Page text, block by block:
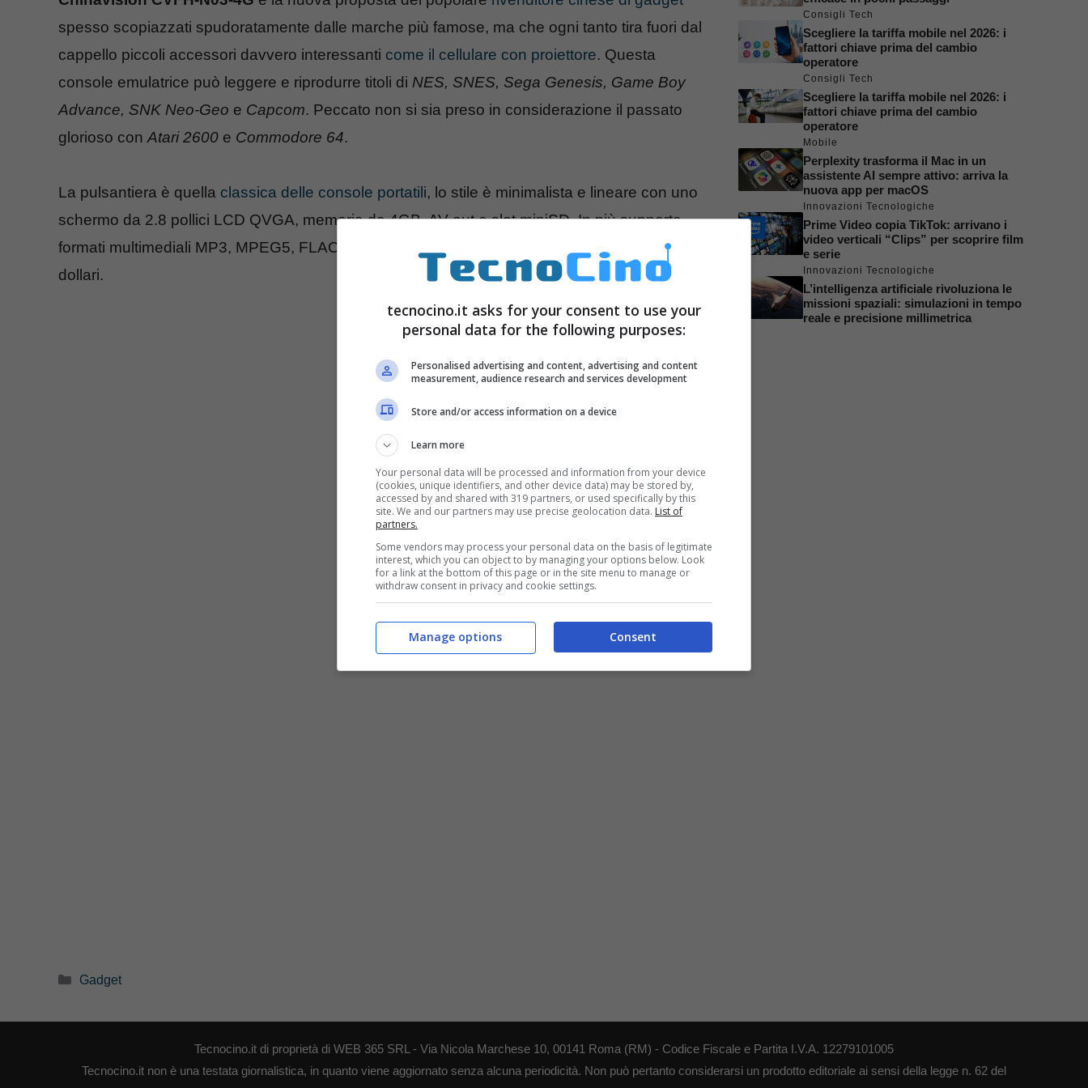
spesso scopiazzati spudoratamente dalle marche più famose, ma che ogni tanto tira fuori dal
cappello piccoli accessori davvero interessanti come il cellulare con proiettore. Questa
console emulatrice può leggere e riprodurre titoli di NES, SNES, Sega Genesis, Game Boy
Advance, SNK Neo-Geo e Capcom. Peccato non si sia preso in considerazione il passato
glorioso con Atari 2600 e Commodore 64.
La pulsantiera è quella classica delle console portatili, lo stile è minimalista e lineare con uno
schermo da 2.8 pollici LCD QVGA, memoria da 4GB, AV out e slot miniSD. In più supporta
formati multimediali MP3, MPEG5, FLAC, WMV, AVI e e-book con text to speech.
87
dollari.
Categorie
Gadget
Consigli Tech
Scegliere la tariffa mobile nel 2026: i
fattori chiave prima del cambio
operatore
Consigli Tech
Scegliere la tariffa mobile nel 2026: i
fattori chiave prima del cambio
operatore
Mobile
Perplexity trasforma il Mac in un
assistente AI sempre attivo: arriva la
nuova app per macOS
Innovazioni Tecnologiche
Prime Video copia TikTok: arrivano i
video verticali “Clips” per scoprire film
e serie
Innovazioni Tecnologiche
L’intelligenza artificiale rivoluziona le
missioni spaziali: simulazioni in tempo
reale e precisione millimetrica
Tecnocino.it di proprietà di WEB 365 SRL - Via Nicola Marchese 10, 00141 Roma (RM) - Codice Fiscale e Partita I.V.A. 12279101005
Tecnocino.it non è una testata giornalistica, in quanto viene aggiornato senza alcuna periodicità. Non può pertanto considerarsi un prodotto editoriale ai sensi della legge n. 62 del
tecnocino.it asks for your consent to use your
personal data for the following purposes:
Personalised advertising and content, advertising and content
measurement, audience research and services development
Store and/or access information on a device
Learn more
Your personal data will be processed and information from your device
(cookies, unique identifiers, and other device data) may be stored by,
accessed by and shared with 319 partners, or used specifically by this
site. We and our partners may use precise geolocation data. List of
partners.
Some vendors may process your personal data on the basis of legitimate
interest, which you can object to by managing your options below. Look
for a link at the bottom of this page or in the site menu to manage or
withdraw consent in privacy and cookie settings.
Consent
Manage options